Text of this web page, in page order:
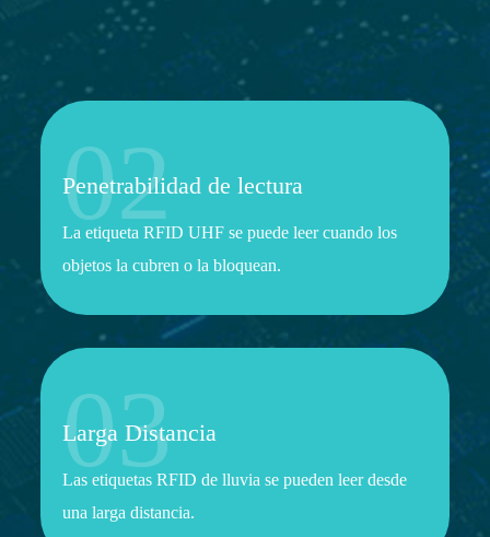
02
Penetrabilidad de lectura
La etiqueta RFID UHF se puede leer cuando los
objetos la cubren o la bloquean.
03
Larga Distancia
Las etiquetas RFID de lluvia se pueden leer desde
una larga distancia.